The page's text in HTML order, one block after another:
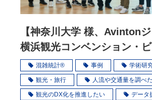
【神奈川⼤学 様、Avintonジ
横浜観光コンベンション・
様】人流データを活用した「
い地区」の観光活性化プロジ
混雑統計® 事例 学術研
観光・旅行 人流や交通量を調べ
観光のDX化を推進したい データ